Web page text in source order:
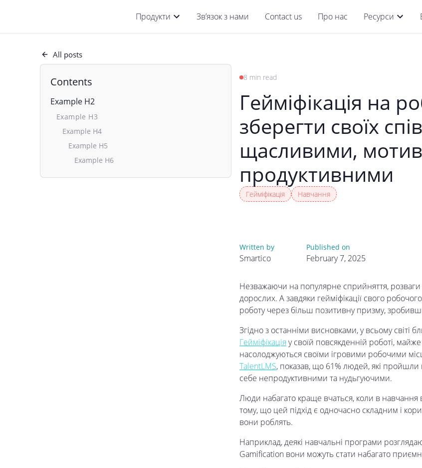
Продукти Зв’язок з нами Contact us Про нас Ресурси
All posts
Contents
Example H2
Example H3
Example H4
Example H5
Example H6
8 min read
Гейміфікація на
зберегти своїх
щасливими,
продуктивними
Гейміфікація Навчання
Written by
Smartico
Published on
February 7, 2025
Незважаючи на популярне сприйняття,
дорослих. А завдяки гейміфікації свого
роботу через більш позитивну призму,
Згідно з останніми висновками, у всьому світі
Гейміфікація у своїй повсякденній роботі,
насолоджуються своїми ігровими робочими
TalentLMS, показав, що 61% людей, які
себе непродуктивними та нудьгуючими.
Люди набагато краще вчаться, коли в навчання
тому, що цей підхід є одночасно складним і
вони роблять.
Наприклад, деякі навчальні програми
Gamification вони можуть стати набагато